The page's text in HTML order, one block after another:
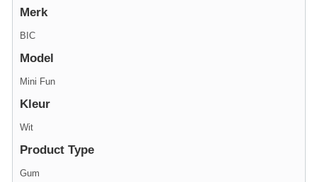
Merk
BIC
Model
Mini Fun
Kleur
Wit
Product Type
Gum